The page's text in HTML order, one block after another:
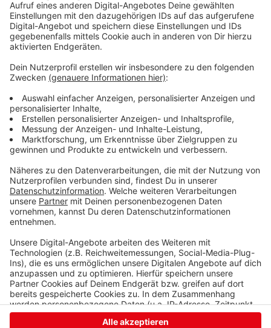
Abmarsch. Organisiert wird die Spendenwanderung
vom "Eine-Welt-Kreis" der katholischen Pfarrei Heilige
Familie. Beteiligt sind die Ortsgemeinden "St. Joseph",
"St. Marien Geisweid", "St. Marien Freudenberg", "Heilig
Kreuz" und "Namen Jesu". Auch die evangelischen
Gemeinden sind eingeladen. Wenn die Corona-Regeln
essen geben und später gibt es Kuchen. Die
Wanderung als Spendenaktivität steht auch unter dem
Wort: "Sogeht Solidarität". Das Geld soll in diesem
Jahr an ein landwirtschaftliches Entwicklungsprojekt
im Kongo und an Bedürftige in Osteuropa gehen.
Anzeige
Anzeige